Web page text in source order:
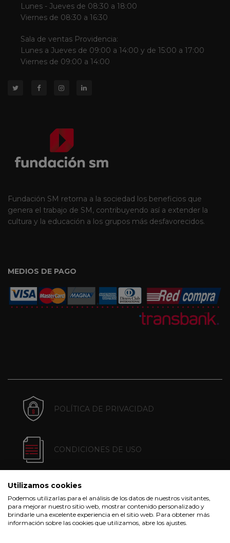
Lunes - Jueves de 08:30 a 18:00
Viernes de 08:30 a 16:30
Sala de ventas Providencia:
Lunes a Jueves de 09:00 a 14:00 y de 15:00 a 17:00
Viernes de 09:00 a 14:00
Fundación SM retorna a la sociedad los beneficios que
genera el trabajo de SM, contribuyendo así a extender la
cultura y la educación a los grupos más desfavorecidos.
MEDIOS DE PAGO
POLÍTICA DE PRIVACIDAD
CONDICIONES DE USO
POLÍTICA DE COOKIES
Utilizamos cookies
Podemos utilizarlas para el análisis de los datos de nuestros visitantes,
para mejorar nuestro sitio web, mostrar contenido personalizado y
brindarle una excelente experiencia en el sitio web. Para obtener más
información sobre las cookies que utilizamos, abre los ajustes.